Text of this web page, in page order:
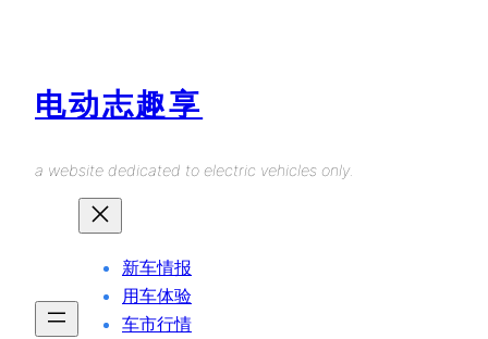
电动志趣享
a website dedicated to electric vehicles only.
新车情报
用车体验
车市行情